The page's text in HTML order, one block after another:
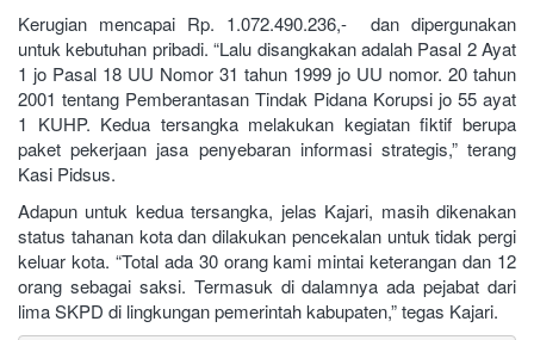
Kerugian mencapai Rp. 1.072.490.236,- dan dipergunakan
untuk kebutuhan pribadi. “Lalu disangkakan adalah Pasal 2 Ayat
1 jo Pasal 18 UU Nomor 31 tahun 1999 jo UU nomor. 20 tahun
2001 tentang Pemberantasan Tindak Pidana Korupsi jo 55 ayat
1 KUHP. Kedua tersangka melakukan kegiatan fiktif berupa
paket pekerjaan jasa penyebaran informasi strategis,” terang
Kasi Pidsus.
Adapun untuk kedua tersangka, jelas Kajari, masih dikenakan
status tahanan kota dan dilakukan pencekalan untuk tidak pergi
keluar kota. “Total ada 30 orang kami mintai keterangan dan 12
orang sebagai saksi. Termasuk di dalamnya ada pejabat dari
lima SKPD di lingkungan pemerintah kabupaten,” tegas Kajari.